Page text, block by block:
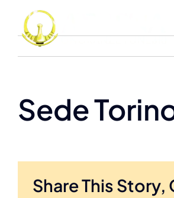
content
Sede
Share This Story,